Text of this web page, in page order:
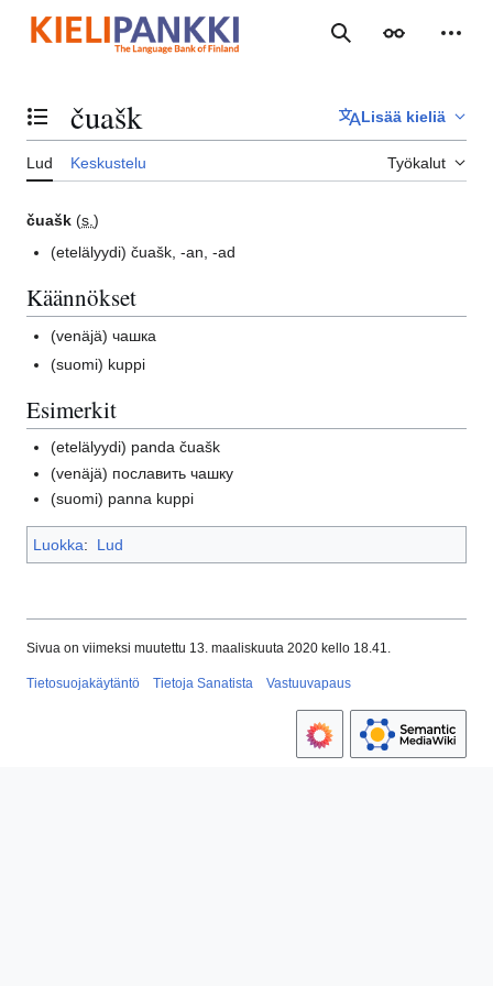
sisältöön
Haku Ulkoasu
Vaihda sisällysluettelo
čuašk Lisää kieliä
Lud Keskustelu Työkalut
čuašk (s. )
(etelälyydi)čuašk, -an, -ad
Käännökset
(venäjä)чашка
(suomi) kuppi
Esimerkit
(etelälyydi) panda čuašk
(venäjä) пославить чашку
(suomi) panna kuppi
Luokka: Lud
Sivua on viimeksi muutettu 13. maaliskuuta 2020 kello 18.41.
Tietosuojakäytäntö Tietoja Sanatista Vastuuvapaus